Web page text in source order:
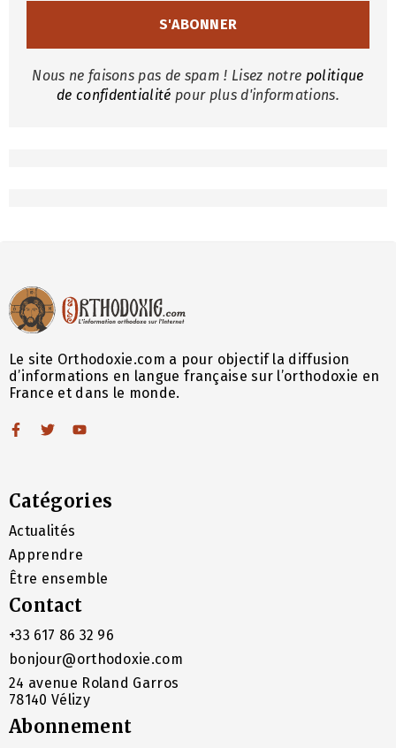
Nous ne faisons pas de spam ! Lisez notre politique
de confidentialité pour plus d'informations.
Le site Orthodoxie.com a pour objectif la diffusion
d’informations en langue française sur l’orthodoxie en
France et dans le monde.
Catégories
Actualités
Apprendre
Être ensemble
Contact
+33 617 86 32 96
bonjour@orthodoxie.com
24 avenue Roland Garros
78140 Vélizy
Abonnement